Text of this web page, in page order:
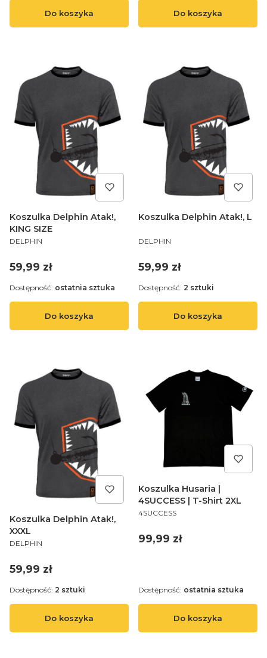
Do koszyka Do koszyka
Koszulka Delphin Atak!,
KING SIZE
PRODUCENT
DELPHIN
Cena
59,99 zł
Do koszyka
Dostępność: ostatnia sztuka
Koszulka Delphin Atak!, L
PRODUCENT
DELPHIN
Cena
59,99 zł
Do koszyka
Dostępność: 2 sztuki
Koszulka Delphin Atak!,
XXXL
PRODUCENT
DELPHIN
Cena
59,99 zł
Do koszyka
Dostępność: 2 sztuki
Koszulka Husaria |
4SUCCESS | T-Shirt 2XL
PRODUCENT
4SUCCESS
Cena
99,99 zł
Do koszyka
Dostępność: ostatnia sztuka